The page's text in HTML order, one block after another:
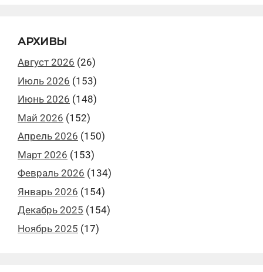
АРХИВЫ
Август 2026 (26)
Июль 2026 (153)
Июнь 2026 (148)
Май 2026 (152)
Апрель 2026 (150)
Март 2026 (153)
Февраль 2026 (134)
Январь 2026 (154)
Декабрь 2025 (154)
Ноябрь 2025 (17)